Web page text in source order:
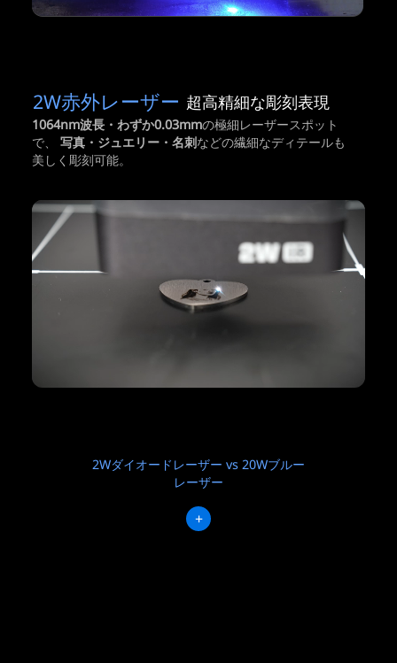
2W赤外レーザー 超高精細な彫刻表現
1064nm波長・わずか0.03mmの極細レーザースポット
で、 写真・ジュエリー・名刺などの繊細なディテールも
美しく彫刻可能。
2Wダイオードレーザー vs 20Wブルー
レーザー
+